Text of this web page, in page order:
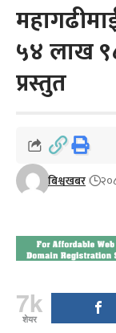
५४ लाख
प्रस्तुत
बिश्वखबर
7k
शेयर